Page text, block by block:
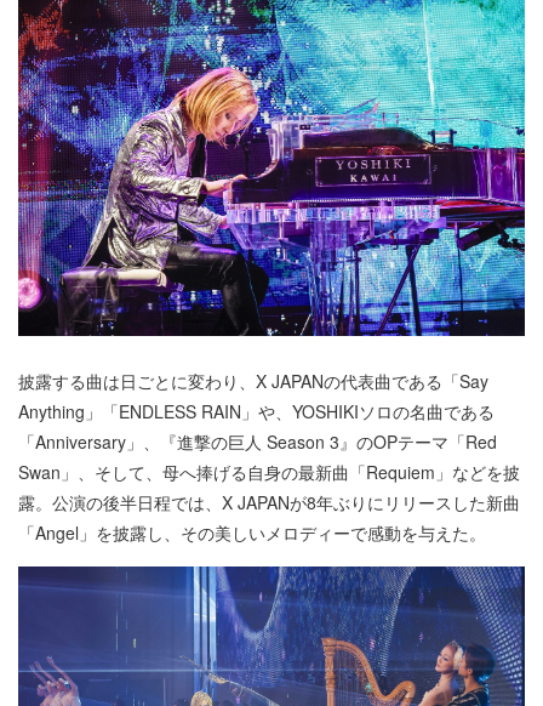
披露する曲は日ごとに変わり、X JAPANの代表曲である「Say
Anything」「ENDLESS RAIN」や、YOSHIKIソロの名曲である
「Anniversary」、『進撃の巨人 Season 3』のOPテーマ「Red
Swan」、そして、母へ捧げる自身の最新曲「Requiem」などを披
露。公演の後半日程では、X JAPANが8年ぶりにリリースした新曲
「Angel」を披露し、その美しいメロディーで感動を与えた。